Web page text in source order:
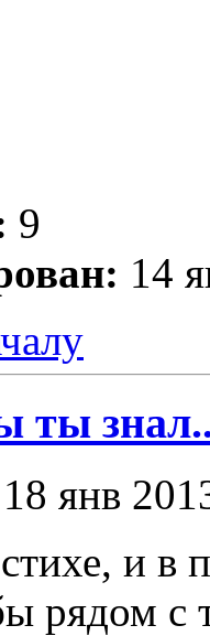
9
14
ты
янв
и в
рядом с